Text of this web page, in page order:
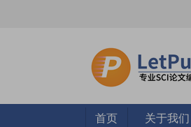
首页 关于我们